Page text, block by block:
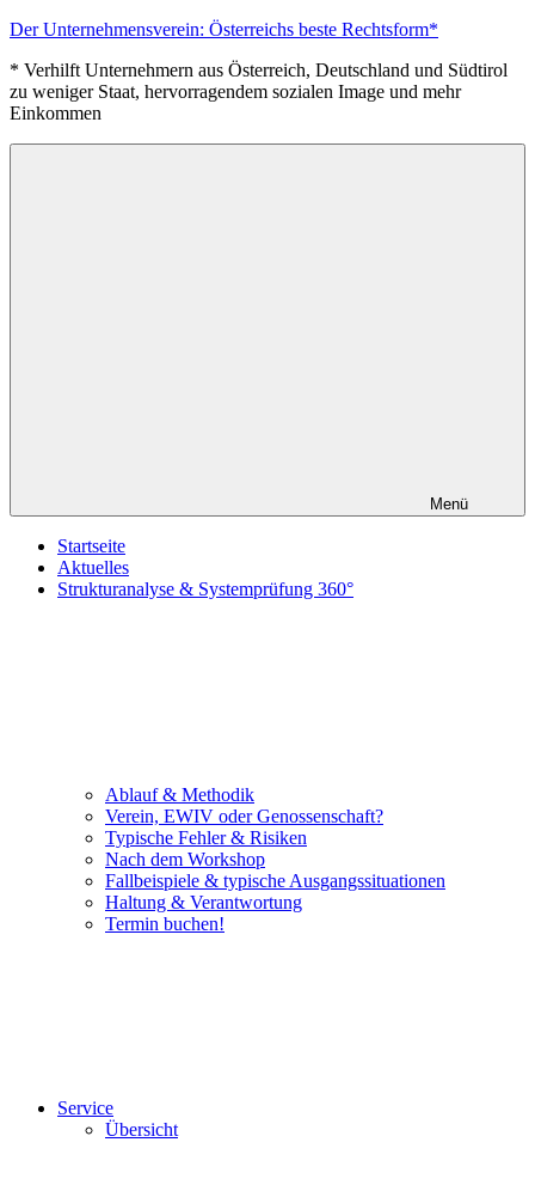
Zum
springen
Der Unternehmensverein: Österreichs beste Rechtsform*
* Verhilft Unternehmern aus Österreich, Deutschland und Südtirol
zu weniger Staat, hervorragendem sozialen Image und mehr
Einkommen
Menü
Startseite
Aktuelles
Strukturanalyse & Systemprüfung 360°
Ablauf & Methodik
Verein, EWIV oder Genossenschaft?
Typische Fehler & Risiken
Nach dem Workshop
Fallbeispiele & typische Ausgangssituationen
Haltung & Verantwortung
Termin buchen!
Service
Übersicht